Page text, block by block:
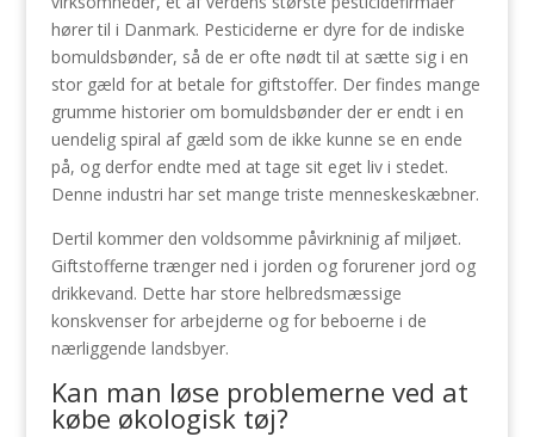
hører til i Danmark. Pesticiderne er dyre for de indiske
bomuldsbønder, så de er ofte nødt til at sætte sig i en
stor gæld for at betale for giftstoffer. Der findes mange
grumme historier om bomuldsbønder der er endt i en
uendelig spiral af gæld som de ikke kunne se en ende
på, og derfor endte med at tage sit eget liv i stedet.
Denne industri har set mange triste menneskeskæbner.
Dertil kommer den voldsomme påvirkninig af miljøet.
Giftstofferne trænger ned i jorden og forurener jord og
drikkevand. Dette har store helbredsmæssige
konskvenser for arbejderne og for beboerne i de
nærliggende landsbyer.
Kan man løse problemerne ved at
købe økologisk tøj?